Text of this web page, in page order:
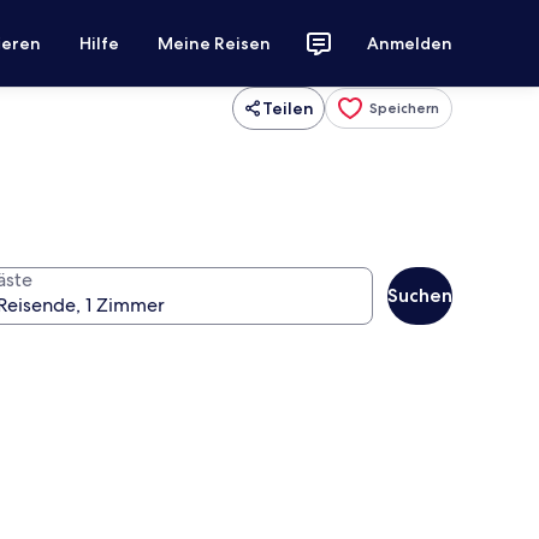
Hilfe Meine Reisen Anmelden
Teilen Speichern
Suchen